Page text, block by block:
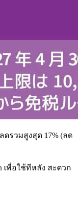
ดรวมสูงสุด 17% (ลด
เพื่อใช้ทีหลัง สะดวก